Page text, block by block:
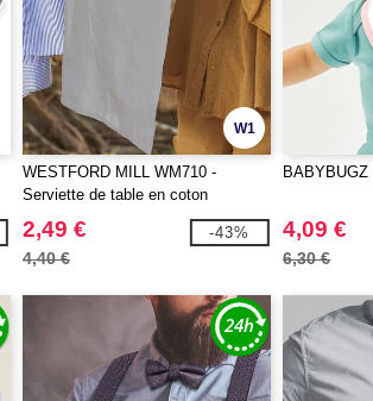
W1
WESTFORD MILL WM710 -
Serviette de table en coton
organique
2,49 €
4,40 €
-43% 4,09 €
6,30 €